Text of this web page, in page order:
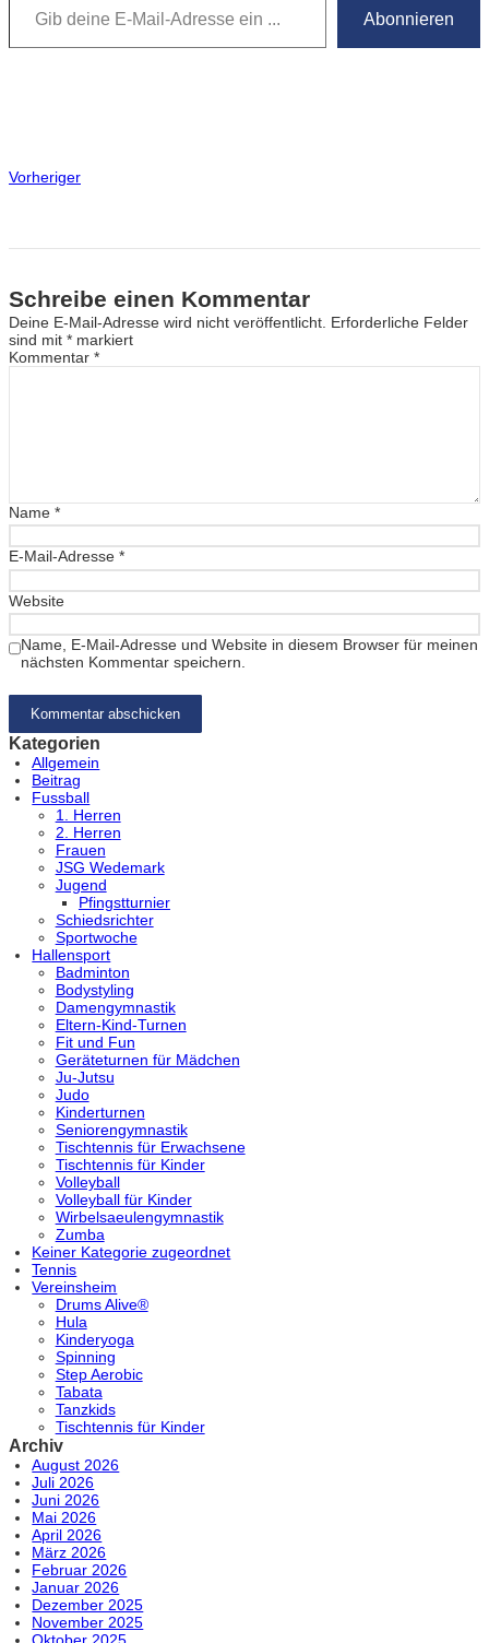
Abonnieren
Vorheriger
Schreibe einen Kommentar
Deine E-Mail-Adresse wird nicht veröffentlicht. Erforderliche Felder
sind mit * markiert
Kommentar *
Name *
E-Mail-Adresse *
Website
Name, E-Mail-Adresse und Website in diesem Browser für meinen
nächsten Kommentar speichern.
Kategorien
Allgemein
Beitrag
Fussball
1. Herren
2. Herren
Frauen
JSG Wedemark
Jugend
Pfingstturnier
Schiedsrichter
Sportwoche
Hallensport
Badminton
Bodystyling
Damengymnastik
Eltern-Kind-Turnen
Fit und Fun
Geräteturnen für Mädchen
Ju-Jutsu
Judo
Kinderturnen
Seniorengymnastik
Tischtennis für Erwachsene
Tischtennis für Kinder
Volleyball
Volleyball für Kinder
Wirbelsaeulengymnastik
Zumba
Keiner Kategorie zugeordnet
Tennis
Vereinsheim
Drums Alive®
Hula
Kinderyoga
Spinning
Step Aerobic
Tabata
Tanzkids
Tischtennis für Kinder
Archiv
August 2026
Juli 2026
Juni 2026
Mai 2026
April 2026
März 2026
Februar 2026
Januar 2026
Dezember 2025
November 2025
Oktober 2025